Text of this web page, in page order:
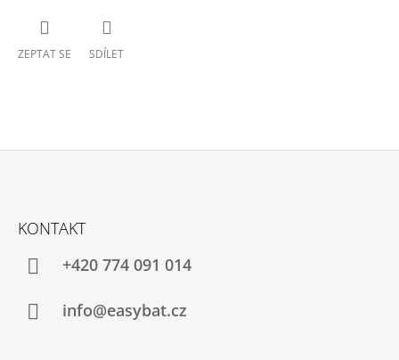
ZEPTAT SE SDÍLET
KONTAKT
+420 774 091 014
info@easybat.cz